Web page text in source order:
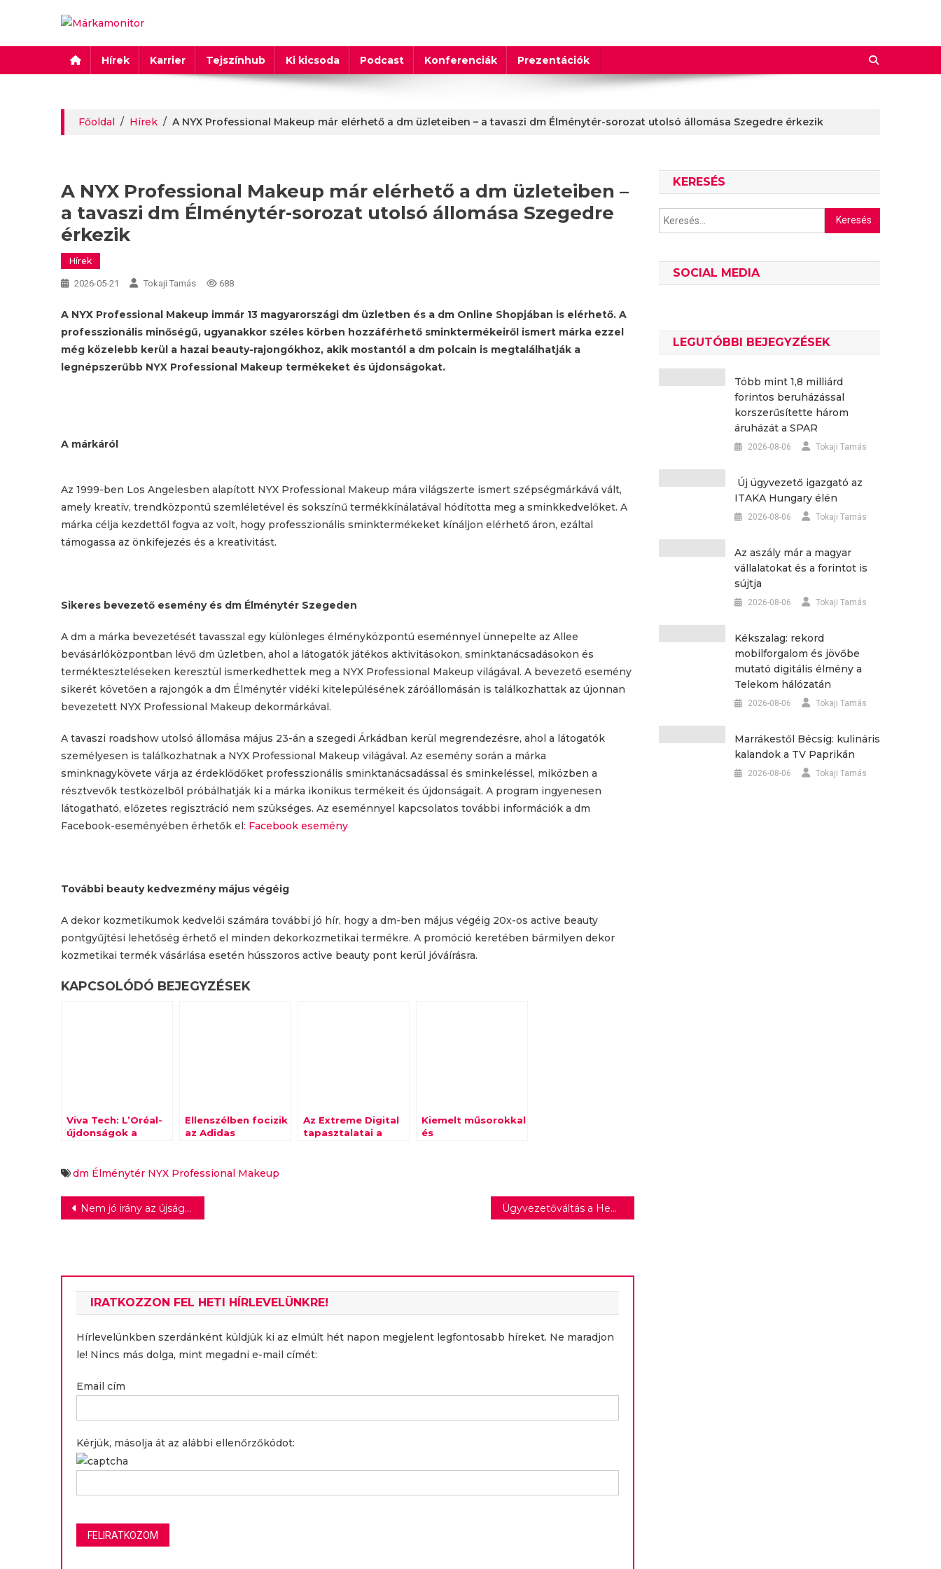
Márkamonitor
Hírek Karrier Tejszínhub Ki kicsoda Podcast Konferenciák Prezentációk
Főoldal / Hírek / A NYX Professional Makeup már elérhető a dm üzleteiben – a tavaszi dm Élménytér-sorozat utolsó állomása Szegedre érkezik
A NYX Professional Makeup már elérhető a dm üzleteiben –
a tavaszi dm Élménytér-sorozat utolsó állomása Szegedre
érkezik
Hírek
2026-05-21 Tokaji Tamás 688
A NYX Professional Makeup immár 13 magyarországi dm üzletben és a dm Online Shopjában is elérhető. A
professzionális minőségű, ugyanakkor széles körben hozzáférhető sminktermékeiről ismert márka ezzel
még közelebb kerül a hazai beauty-rajongókhoz, akik mostantól a dm polcain is megtalálhatják a
legnépszerűbb NYX Professional Makeup termékeket és újdonságokat.
A márkáról
Az 1999-ben Los Angelesben alapított NYX Professional Makeup mára világszerte ismert szépségmárkává vált,
amely kreatív, trendközpontú szemléletével és sokszínű termékkínálatával hódította meg a sminkkedvelőket. A
márka célja kezdettől fogva az volt, hogy professzionális sminktermékeket kínáljon elérhető áron, ezáltal
támogassa az önkifejezés és a kreativitást.
Sikeres bevezető esemény és dm Élménytér Szegeden
A dm a márka bevezetését tavasszal egy különleges élményközpontú eseménnyel ünnepelte az Allee
bevásárlóközpontban lévő dm üzletben, ahol a látogatók játékos aktivitásokon, sminktanácsadásokon és
termékteszteléseken keresztül ismerkedhettek meg a NYX Professional Makeup világával. A bevezető esemény
sikerét követően a rajongók a dm Élménytér vidéki kitelepülésének záróállomásán is találkozhattak az újonnan
bevezetett NYX Professional Makeup dekormárkával.
A tavaszi roadshow utolsó állomása május 23-án a szegedi Árkádban kerül megrendezésre, ahol a látogatók
személyesen is találkozhatnak a NYX Professional Makeup világával. Az esemény során a márka
sminknagykövete várja az érdeklődőket professzionális sminktanácsadással és sminkeléssel, miközben a
résztvevők testközelből próbálhatják ki a márka ikonikus termékeit és újdonságait. A program ingyenesen
látogatható, előzetes regisztráció nem szükséges. Az eseménnyel kapcsolatos további információk a dm
Facebook-eseményében érhetők el: Facebook esemény
További beauty kedvezmény május végéig
A dekor kozmetikumok kedvelői számára további jó hír, hogy a dm-ben május végéig 20x-os active beauty
pontgyűjtési lehetőség érhető el minden dekorkozmetikai termékre. A promóció keretében bármilyen dekor
kozmetikai termék vásárlása esetén hússzoros active beauty pont kerül jóváírásra.
KAPCSOLÓDÓ BEJEGYZÉSEK
Viva Tech: L’Oréal-
újdonságok a
Ellenszélben focizik
az Adidas
Az Extreme Digital
tapasztalatai a
Kiemelt műsorokkal
és
dm Élménytér NYX Professional Makeup
Bejegyzés
Nem jó irány az újságok kiszorulása a kereskedelemből Ügyvezetőváltás a Henkel Magyarország élén
IRATKOZZON FEL HETI HÍRLEVELÜNKRE!
Hírlevelünkben szerdánként küldjük ki az elmúlt hét napon megjelent legfontosabb híreket. Ne maradjon
le! Nincs más dolga, mint megadni e-mail címét:
Email cím
Kérjük, másolja át az alábbi ellenőrzőkódot:
KERESÉS
Keresés:
SOCIAL MEDIA
LEGUTÓBBI BEJEGYZÉSEK
Több mint 1,8 milliárd
forintos beruházással
korszerűsítette három
áruházát a SPAR
2026-08-06 Tokaji Tamás
Új ügyvezető igazgató az
ITAKA Hungary élén
2026-08-06 Tokaji Tamás
Az aszály már a magyar
vállalatokat és a forintot is
sújtja
2026-08-06 Tokaji Tamás
Kékszalag: rekord
mobilforgalom és jövőbe
mutató digitális élmény a
Telekom hálózatán
2026-08-06 Tokaji Tamás
Marrákestől Bécsig: kulináris
kalandok a TV Paprikán
2026-08-06 Tokaji Tamás